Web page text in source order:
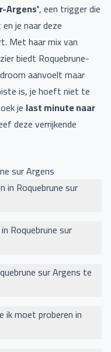
Argens', een trigger die
je naar deze
Met haar mix van
biedt Roquebrune-
aanvoelt maar
is, je hoeft niet te
je last minute naar
deze verrijkende
sur Argens
de populairste
oude stad
wandelen of
is deze regio
een wijnproeverijtour
Dit betekent dat je
en milde, natte
liggen de
de 25 en 30
aangename
deel van het jaar.